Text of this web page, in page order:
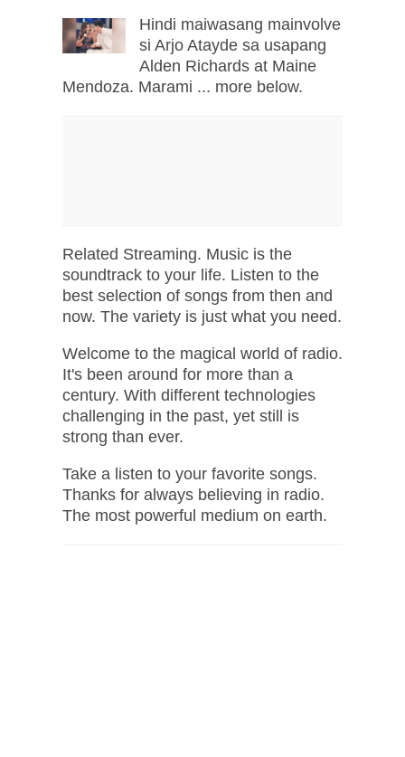
Hindi maiwasang mainvolve
si Arjo Atayde sa usapang
Alden Richards at Maine
Mendoza. Marami ... more below.
Related Streaming. Music is the
soundtrack to your life. Listen to the
best selection of songs from then and
now. The variety is just what you need.
Welcome to the magical world of radio.
It's been around for more than a
century. With different technologies
challenging in the past, yet still is
strong than ever.
Take a listen to your favorite songs.
Thanks for always believing in radio.
The most powerful medium on earth.